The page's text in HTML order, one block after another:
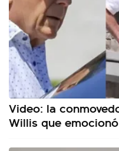
Video: la
Willis que